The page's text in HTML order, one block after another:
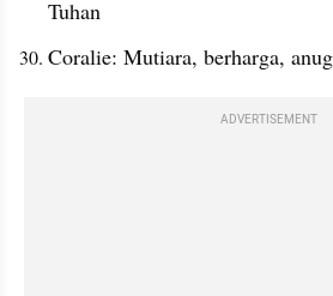
Tuhan
Coralie: Mutiara, berharga,
ADVERTISEMENT